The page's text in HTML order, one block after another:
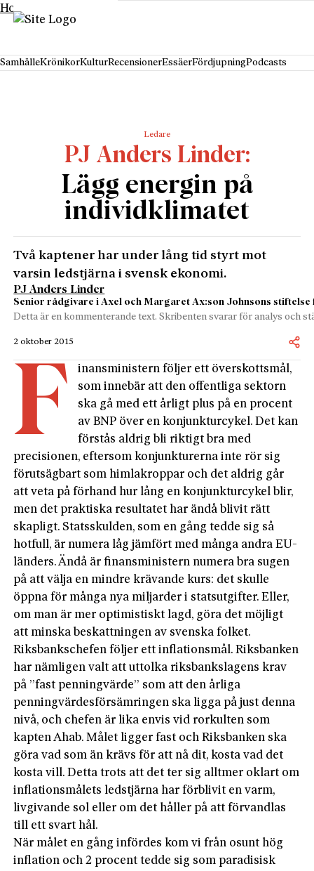
Hoppa till innehåll
SamhälleKrönikorKulturRecensionerEssäerFördjupningPodcasts
Ledare
PJ Anders Linder
Lägg energin på
individklimatet
Två kaptener har under lång tid styrt mot
varsin ledstjärna i svensk ekonomi.
PJ Anders Linder
Senior rådgivare i Axel och Margaret Ax:son Johnsons stiftelse
Detta är en kommenterande text. Skribenten svarar för analys och
2 oktober 2015
F
inansministern följer ett överskottsmål,
som innebär att den offentliga sektorn
ska gå med ett årligt plus på en procent
av BNP över en konjunkturcykel. Det kan
förstås aldrig bli riktigt bra med
precisionen, eftersom konjunkturerna inte rör sig
förutsägbart som himlakroppar och det aldrig går
att veta på förhand hur lång en konjunkturcykel blir,
men det praktiska resultatet har ändå blivit rätt
skapligt. Statsskulden, som en gång tedde sig så
hotfull, är numera låg jämfört med många andra EU-
länders. Ändå är finansministern numera bra sugen
på att välja en mindre krävande kurs: det skulle
öppna för många nya miljarder i statsutgifter. Eller,
om man är mer optimistiskt lagd, göra det möjligt
att minska beskattningen av svenska folket.
Riksbankschefen följer ett inflationsmål. Riksbanken
har nämligen valt att uttolka riksbankslagens krav
på ”fast penningvärde” som att den årliga
penningvärdesförsämringen ska ligga på just denna
nivå, och chefen är lika envis vid rorkulten som
kapten Ahab. Målet ligger fast och Riksbanken ska
göra vad som än krävs för att nå dit, kosta vad det
kosta vill. Detta trots att det ter sig alltmer oklart om
inflationsmålets ledstjärna har förblivit en varm,
livgivande sol eller om det håller på att förvandlas
till ett svart hål.
När målet en gång infördes kom vi från osunt hög
inflation och 2 procent tedde sig som paradisisk